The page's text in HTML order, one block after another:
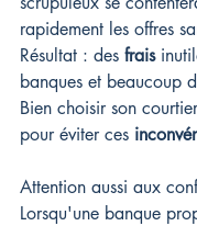
rapidement les offres
Résultat : des frais
banques et beaucoup
Bien choisir son
pour éviter ces
Attention aussi aux
Lorsqu'une banque